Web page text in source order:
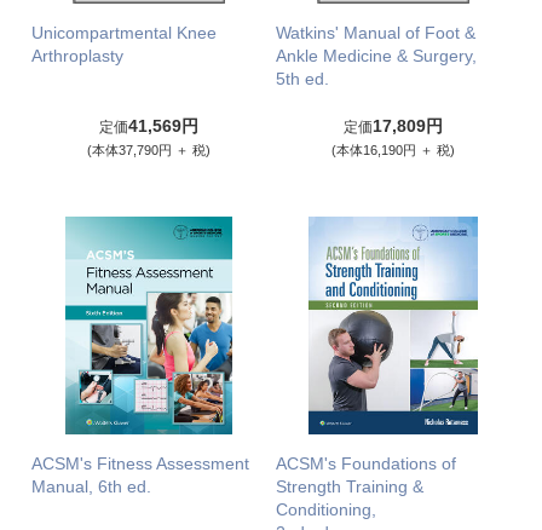
Unicompartmental Knee
Arthroplasty
定価41,569円
(本体37,790円 ＋ 税)
Watkins' Manual of Foot &
Ankle Medicine & Surgery,
5th ed.
定価17,809円
(本体16,190円 ＋ 税)
ACSM's Fitness Assessment
Manual, 6th ed.
ACSM's Foundations of
Strength Training &
Conditioning,